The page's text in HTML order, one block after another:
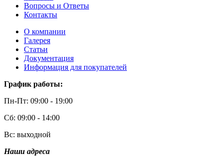
Вопросы и Ответы
Контакты
О компании
Галерея
Статьи
Документация
Информация для покупателей
График работы:
Пн-Пт: 09:00 - 19:00
Сб: 09:00 - 14:00
Вс: выходной
Наши адреса